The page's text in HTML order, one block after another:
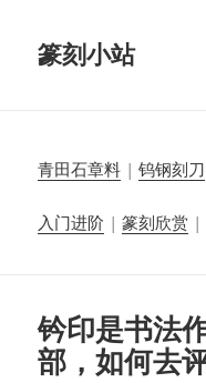
篆刻小站
青田石章料 |钨钢刻刀
入门进阶 |篆刻欣赏 |
钤印是书法
部，如何去